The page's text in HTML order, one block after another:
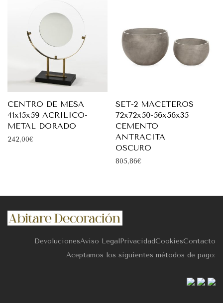
CENTRO DE MESA
41x15x59 ACRILICO-
METAL DORADO
242,00€
SET-2 MACETEROS
72x72x50-56x56x35
CEMENTO
ANTRACITA
OSCURO
805,86€
DevolucionesAviso LegalPrivacidadCookiesContacto
Aceptamos los siguientes métodos de pago: